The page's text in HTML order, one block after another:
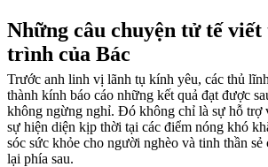
Những câu chuyện tử tế viết
trình của Bác
Trước anh linh vị lãnh tụ kính yêu, các thủ
thành kính báo cáo những kết quả đạt được
không ngừng nghỉ. Đó không chỉ là sự hỗ trợ
sự hiện diện kịp thời tại các điểm nóng khó
sóc sức khỏe cho người nghèo và tinh thần
lại phía sau.